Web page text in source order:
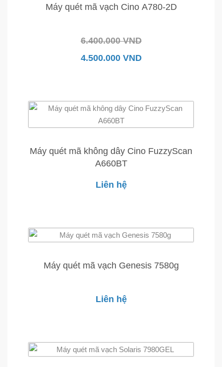
Máy quét mã vạch Cino A780-2D
6.400.000 VND
4.500.000 VND
Máy quét mã không dây Cino FuzzyScan
A660BT
Liên hệ
Máy quét mã vạch Genesis 7580g
Liên hệ